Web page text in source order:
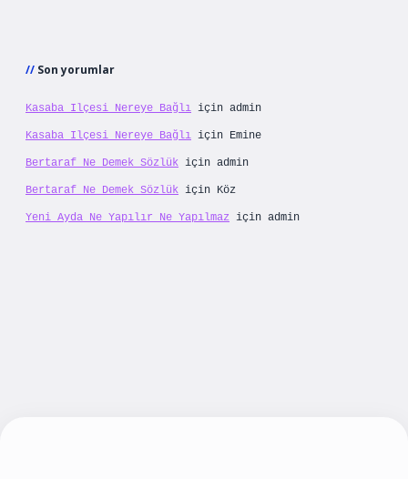
Son yorumlar
Kasaba Ilçesi Nereye Bağlı için admin
Kasaba Ilçesi Nereye Bağlı için Emine
Bertaraf Ne Demek Sözlük için admin
Bertaraf Ne Demek Sözlük için Köz
Yeni Ayda Ne Yapılır Ne Yapılmaz için admin